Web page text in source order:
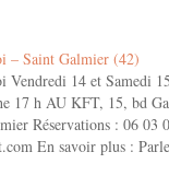
– Saint Galmier (42)
Vendredi 14 et Samedi
17 h AU KFT, 15, bd
Réservations : 06 03
En savoir plus :